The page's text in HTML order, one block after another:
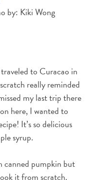
by: Kiki Wong
to Curacao in
really reminded
my last trip there
here, I wanted to
It’s so delicious
syrup.
canned pumpkin but
it from scratch.